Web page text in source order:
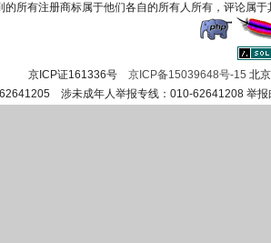
的所有注册商标属于他们各自的所有人所有，评论属
京ICP证161336号 京ICP备15039648号-15 北
涉未成年人举报专线：010-62641208 举